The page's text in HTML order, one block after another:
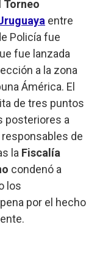
Torneo
entre
Policía fue
fue lanzada
a la zona
Ámérica. El
de tres puntos
posteriores a
de
la Fiscalía
condenó a
los
por el hecho